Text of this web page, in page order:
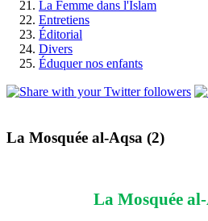
La Femme dans l'Islam
Entretiens
Éditorial
Divers
Éduquer nos enfants
La Mosquée al-Aqsa (2)
La Mosquée